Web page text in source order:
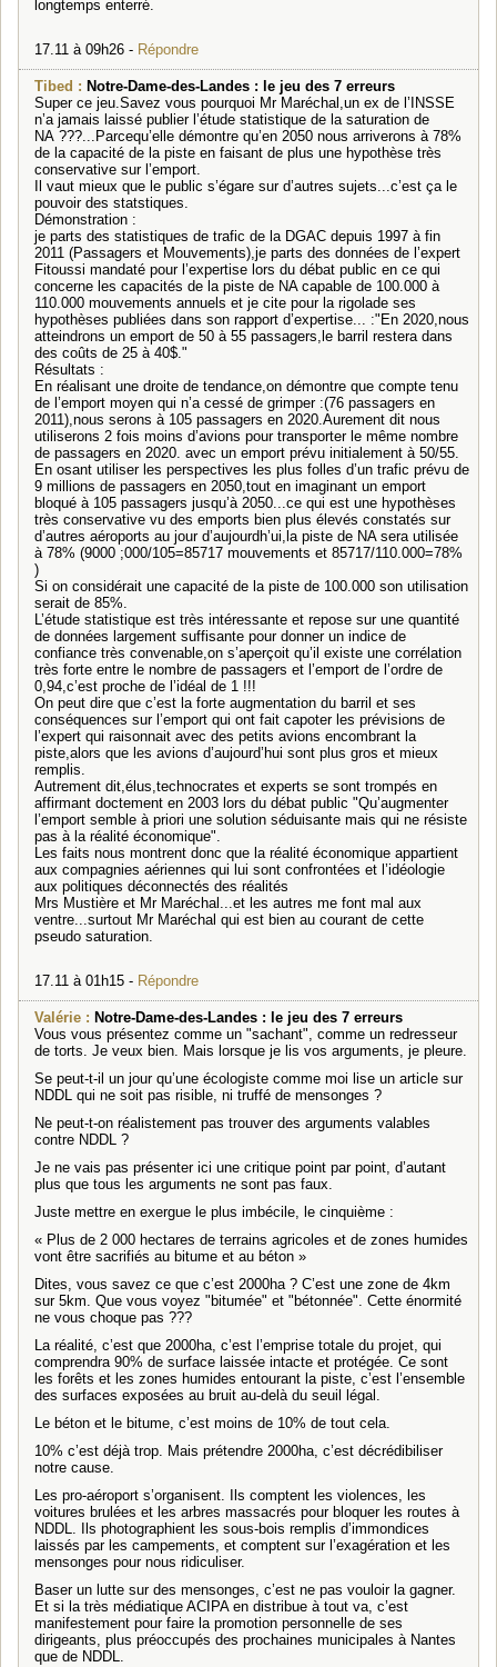
longtemps enterré.
17.11 à 09h26 - Répondre
Tibed : Notre-Dame-des-Landes : le jeu des 7 erreurs
Super ce jeu.Savez vous pourquoi Mr Maréchal,un ex de l’INSSE
n’a jamais laissé publier l’étude statistique de la saturation de
NA ???...Parcequ’elle démontre qu’en 2050 nous arriverons à 78%
de la capacité de la piste en faisant de plus une hypothèse très
conservative sur l’emport.
Il vaut mieux que le public s’égare sur d’autres sujets...c’est ça le
pouvoir des statstiques.
Démonstration :
je parts des statistiques de trafic de la DGAC depuis 1997 à fin
2011 (Passagers et Mouvements),je parts des données de l’expert
Fitoussi mandaté pour l’expertise lors du débat public en ce qui
concerne les capacités de la piste de NA capable de 100.000 à
110.000 mouvements annuels et je cite pour la rigolade ses
hypothèses publiées dans son rapport d’expertise... :"En 2020,nous
atteindrons un emport de 50 à 55 passagers,le barril restera dans
des coûts de 25 à 40$."
Résultats :
En réalisant une droite de tendance,on démontre que compte tenu
de l’emport moyen qui n’a cessé de grimper :(76 passagers en
2011),nous serons à 105 passagers en 2020.Aurement dit nous
utiliserons 2 fois moins d’avions pour transporter le même nombre
de passagers en 2020. avec un emport prévu initialement à 50/55.
En osant utiliser les perspectives les plus folles d’un trafic prévu de
9 millions de passagers en 2050,tout en imaginant un emport
bloqué à 105 passagers jusqu’à 2050...ce qui est une hypothèses
très conservative vu des emports bien plus élevés constatés sur
d’autres aéroports au jour d’aujourdh’ui,la piste de NA sera utilisée
à 78% (9000 ;000/105=85717 mouvements et 85717/110.000=78%
)
Si on considérait une capacité de la piste de 100.000 son utilisation
serait de 85%.
L’étude statistique est très intéressante et repose sur une quantité
de données largement suffisante pour donner un indice de
confiance très convenable,on s’aperçoit qu’il existe une corrélation
très forte entre le nombre de passagers et l’emport de l’ordre de
0,94,c’est proche de l’idéal de 1 !!!
On peut dire que c’est la forte augmentation du barril et ses
conséquences sur l’emport qui ont fait capoter les prévisions de
l’expert qui raisonnait avec des petits avions encombrant la
piste,alors que les avions d’aujourd’hui sont plus gros et mieux
remplis.
Autrement dit,élus,technocrates et experts se sont trompés en
affirmant doctement en 2003 lors du débat public "Qu’augmenter
l’emport semble à priori une solution séduisante mais qui ne résiste
pas à la réalité économique".
Les faits nous montrent donc que la réalité économique appartient
aux compagnies aériennes qui lui sont confrontées et l’idéologie
aux politiques déconnectés des réalités
Mrs Mustière et Mr Maréchal...et les autres me font mal aux
ventre...surtout Mr Maréchal qui est bien au courant de cette
pseudo saturation.
17.11 à 01h15 - Répondre
Valérie : Notre-Dame-des-Landes : le jeu des 7 erreurs
Vous vous présentez comme un "sachant", comme un redresseur
de torts. Je veux bien. Mais lorsque je lis vos arguments, je pleure.
Se peut-t-il un jour qu’une écologiste comme moi lise un article sur
NDDL qui ne soit pas risible, ni truffé de mensonges ?
Ne peut-t-on réalistement pas trouver des arguments valables
contre NDDL ?
Je ne vais pas présenter ici une critique point par point, d’autant
plus que tous les arguments ne sont pas faux.
Juste mettre en exergue le plus imbécile, le cinquième :
« Plus de 2 000 hectares de terrains agricoles et de zones humides
vont être sacrifiés au bitume et au béton »
Dites, vous savez ce que c’est 2000ha ? C’est une zone de 4km
sur 5km. Que vous voyez "bitumée" et "bétonnée". Cette énormité
ne vous choque pas ???
La réalité, c’est que 2000ha, c’est l’emprise totale du projet, qui
comprendra 90% de surface laissée intacte et protégée. Ce sont
les forêts et les zones humides entourant la piste, c’est l’ensemble
des surfaces exposées au bruit au-delà du seuil légal.
Le béton et le bitume, c’est moins de 10% de tout cela.
10% c’est déjà trop. Mais prétendre 2000ha, c’est décrédibiliser
notre cause.
Les pro-aéroport s’organisent. Ils comptent les violences, les
voitures brulées et les arbres massacrés pour bloquer les routes à
NDDL. Ils photographient les sous-bois remplis d’immondices
laissés par les campements, et comptent sur l’exagération et les
mensonges pour nous ridiculiser.
Baser un lutte sur des mensonges, c’est ne pas vouloir la gagner.
Et si la très médiatique ACIPA en distribue à tout va, c’est
manifestement pour faire la promotion personnelle de ses
dirigeants, plus préoccupés des prochaines municipales à Nantes
que de NDDL.